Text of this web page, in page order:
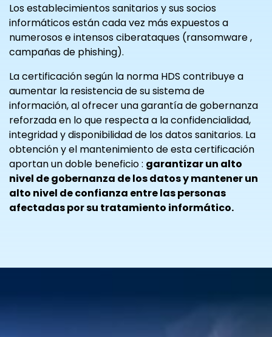
Los establecimientos sanitarios y sus socios
informáticos están cada vez más expuestos a
numerosos e intensos ciberataques (ransomware ,
campañas de phishing).
La certificación según la norma HDS contribuye a
aumentar la resistencia de su sistema de
información, al ofrecer una garantía de gobernanza
reforzada en lo que respecta a la confidencialidad,
integridad y disponibilidad de los datos sanitarios. La
obtención y el mantenimiento de esta certificación
aportan un doble beneficio : garantizar un alto
nivel de gobernanza de los datos y mantener un
alto nivel de confianza entre las personas
afectadas por su tratamiento informático.